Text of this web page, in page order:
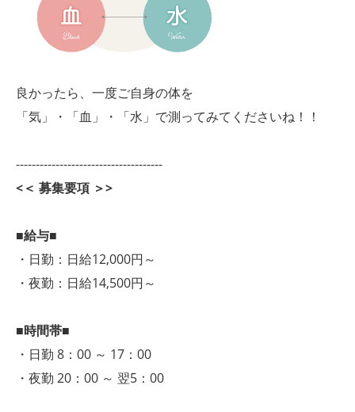
良かったら、一度ご自身の体を
「気」・「血」・「水」で測ってみてくださいね！！
-------------------------------------
<＜ 募集要項 ＞>
■給与■
・日勤：日給12,000円～
・夜勤：日給14,500円～
■時間帯■
・日勤 8：00 ～ 17：00
・夜勤 20：00 ～ 翌5：00